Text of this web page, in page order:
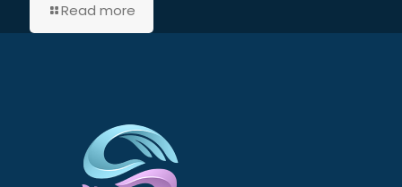
Read more